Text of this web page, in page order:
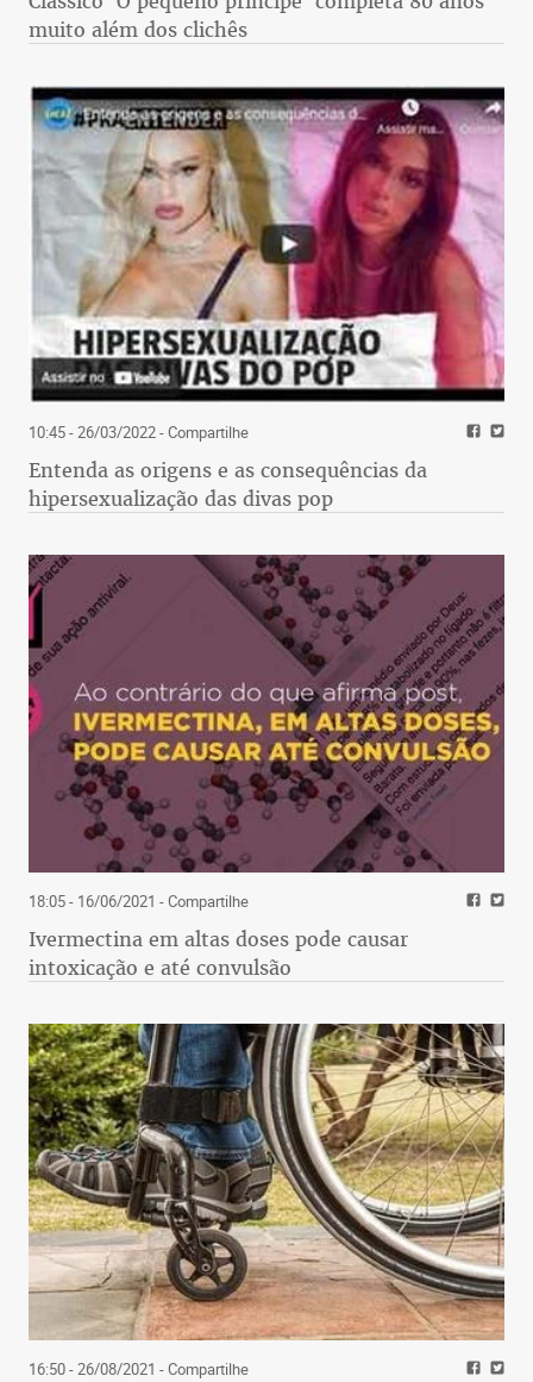
muito além dos clichês
10:45 - 26/03/2022- Compartilhe
Entenda as origens e as consequências da
hipersexualização das divas pop
18:05 - 16/06/2021 - Compartilhe
Ivermectina em altas doses pode causar
intoxicação e até convulsão
16:50 - 26/08/2021 - Compartilhe